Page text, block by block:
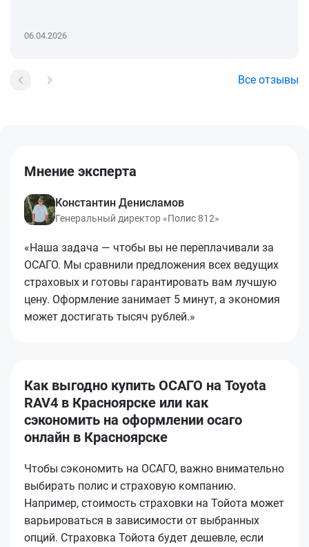
06.04.2026
Все отзывы
Мнение эксперта
Константин Денисламов
Генеральный директор «Полис 812»
«Наша задача — чтобы вы не переплачивали за
ОСАГО. Мы сравнили предложения всех ведущих
страховых и готовы гарантировать вам лучшую
цену. Оформление занимает 5 минут, а экономия
может достигать тысяч рублей.»
Как выгодно купить ОСАГО на Toyota
RAV4 в Красноярске или как
сэкономить на оформлении осаго
онлайн в Красноярске
Чтобы сэкономить на ОСАГО, важно внимательно
выбирать полис и страховую компанию.
Например, стоимость страховки на Тойота может
варьироваться в зависимости от выбранных
опций. Страховка Тойота будет дешевле, если